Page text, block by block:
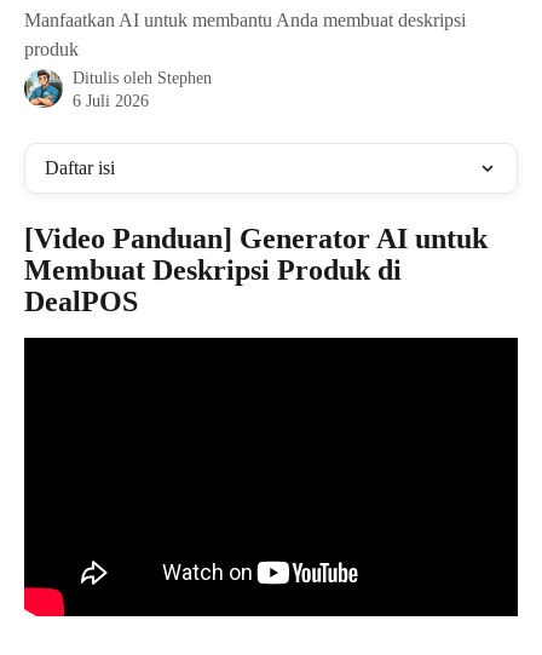
Manfaatkan AI untuk membantu Anda membuat deskripsi
produk
Ditulis oleh Stephen
6 Juli 2026
Daftar isi
[Video Panduan] Generator AI untuk
Membuat Deskripsi Produk di
DealPOS